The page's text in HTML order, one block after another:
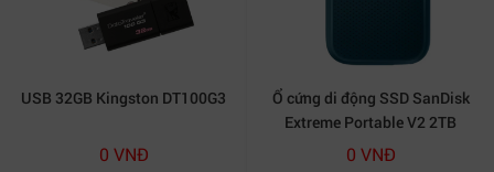
USB 32GB Kingston DT100G3
0 VNĐ
Ổ cứng di động SSD SanDisk
Extreme Portable V2 2TB
(Monterey) (SDSSDE61-2T00-
0 VNĐ